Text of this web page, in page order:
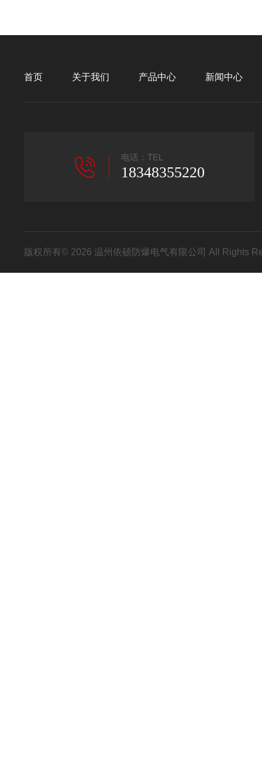
首页 关于我们 产品中心 新闻中心
电话：TEL
18348355220
版权所有© 2026 温州依硕防爆电气有限公司 All Rights